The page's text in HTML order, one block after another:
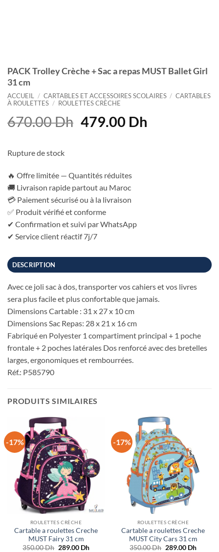
PACK Trolley Crèche + Sac a repas MUST Ballet Girl
31 cm
ACCUEIL / CARTABLES ET ACCESSOIRES SCOLAIRES / CARTABLES
À ROULETTES / ROULETTES CRÈCHE
670.00Dh Le
670.00 Dh.
479.00 DhLe
Rupture de stock
🔥 Offre limitée — Quantités réduites
🚚 Livraison rapide partout au Maroc
💳 Paiement sécurisé ou à la livraison
✅ Produit vérifié et conforme
✔ Confirmation et suivi par WhatsApp
✔ Service client réactif 7j/7
DESCRIPTION
Avec ce joli sac à dos, transporter vos cahiers et vos livres
sera plus facile et plus confortable que jamais.
Dimensions Cartable : 31 x 27 x 10 cm
Dimensions Sac Repas: 28 x 21 x 16 cm
Fabriqué en Polyester 1 compartiment principal + 1 poche
frontale + 2 poches latérales Dos renforcé avec des bretelles
larges, ergonomiques et rembourrées.
Réf.: P585790
PRODUITS SIMILAIRES
-17%
ROULETTES CRÈCHE
Cartable a roulettes Creche
MUST Fairy 31 cm
350.00Dh Le
289.00 DhLe
-17%
ROULETTES CRÈCHE
Cartable a roulettes Creche
MUST City Cars 31 cm
350.00Dh Le
289.00 DhLe